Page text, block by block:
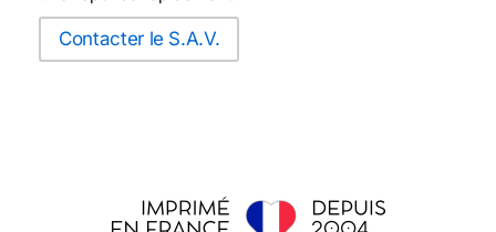
Contacter le S.A.V.